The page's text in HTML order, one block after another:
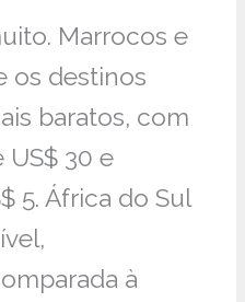
Marrocos e
os destinos
baratos, com
US$ 30 e
5. África do Sul
à